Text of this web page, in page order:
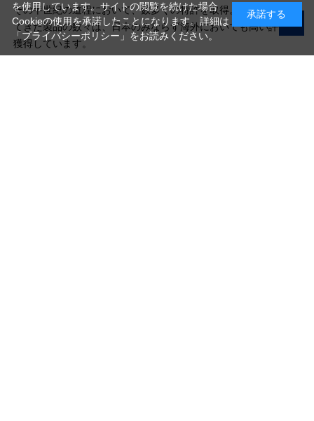
その半世紀の道程において、数多くの特許を取得。世に送りだし
てきた製品の数々は、日本のみならず海外においても高い評価を
獲得しています。
を使用しています。サイトの閲覧を続けた場合
Cookieの使用を承諾したことになります。詳細は
「プライバシーポリシー」 をお読みください。
承諾する